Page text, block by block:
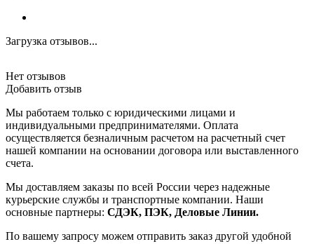
Загрузка отзывов...
Нет отзывов
Добавить отзыв
Мы работаем только с юридическими лицами и
индивидуальными предпринимателями. Оплата
осуществляется безналичным расчетом на расчетный счет
нашей компании на основании договора или выставленного
счета.
Мы доставляем заказы по всей России через надежные
курьерские службы и транспортные компании. Наши
основные партнеры: СДЭК, ПЭК, Деловые Линии.
По вашему запросу можем отправить заказ другой удобной